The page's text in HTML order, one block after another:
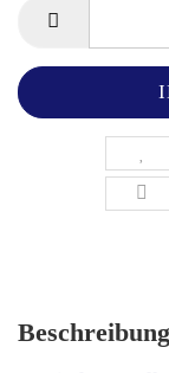
Beschreibung